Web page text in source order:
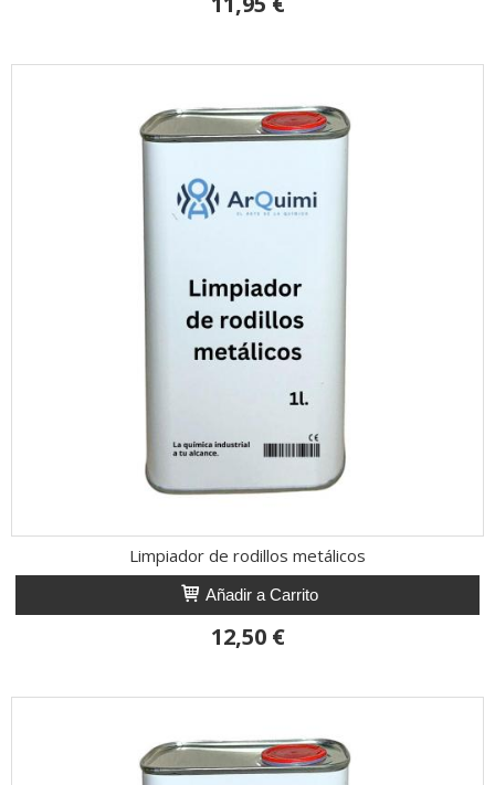
Limpiador de rodillos metálicos
Añadir a Carrito
12,50 €